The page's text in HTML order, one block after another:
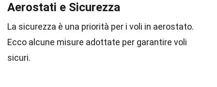
Aerostati e Sicurezza
La sicurezza è una priorità per i voli in aerostato.
Ecco alcune misure adottate per garantire voli
sicuri.